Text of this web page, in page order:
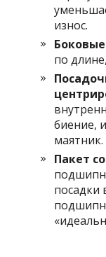
износ.
по
биение,
маятник.
Пакет
посадки